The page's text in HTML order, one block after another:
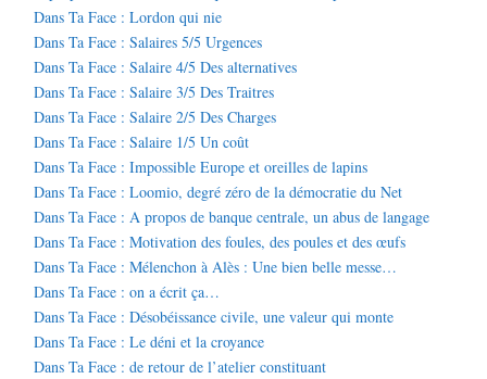
Dans Ta Face : Lordon qui nie
Dans Ta Face : Salaires 5/5 Urgences
Dans Ta Face : Salaire 4/5 Des alternatives
Dans Ta Face : Salaire 3/5 Des Traitres
Dans Ta Face : Salaire 2/5 Des Charges
Dans Ta Face : Salaire 1/5 Un coût
Dans Ta Face : Impossible Europe et oreilles de lapins
Dans Ta Face : Loomio, degré zéro de la démocratie du Net
Dans Ta Face : A propos de banque centrale, un abus de langage
Dans Ta Face : Motivation des foules, des poules et des œufs
Dans Ta Face : Mélenchon à Alès : Une bien belle messe…
Dans Ta Face : on a écrit ça…
Dans Ta Face : Désobéissance civile, une valeur qui monte
Dans Ta Face : Le déni et la croyance
Dans Ta Face : de retour de l’atelier constituant